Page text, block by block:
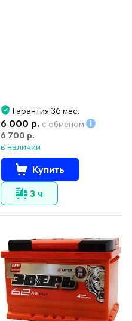
Гарантия 36 мес.
6 000 р. с обменом
6 700 р.
в наличии
Купить
3 ч